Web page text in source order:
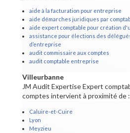
aide à la facturation pour entreprise
aide démarches juridiques par
aide expert comptable pour création
assistance pour élections des
d’entreprise
audit commissaire aux comptes
audit comptable entreprise
Villeurbanne
JM Audit Expertise Expert
comptes intervient à proximité de :
Caluire-et-Cuire
Lyon
Meyzieu